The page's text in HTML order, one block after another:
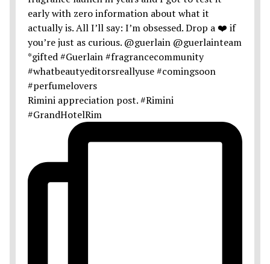
Rimini appreciation post. #Rimini
#GrandHotelRim